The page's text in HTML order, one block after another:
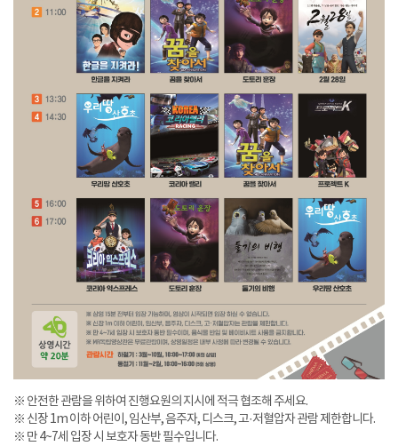
※ 안전한 관람을 위하여 진행요원의 지시에 적극 협조해 주세요.
※ 신장 1m 이하 어린이, 임산부, 음주자, 디스크, 고·저혈압자 관람 제한합니다.
※ 만 4~7세 입장 시 보호자 동반 필수입니다.